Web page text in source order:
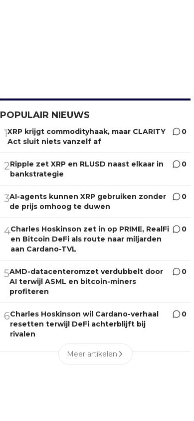
POPULAIR NIEUWS
1XRP krijgt commodityhaak, maar CLARITY
Act sluit niets vanzelf af
0
2Ripple zet XRP en RLUSD naast elkaar in
bankstrategie
0
3AI-agents kunnen XRP gebruiken zonder
de prijs omhoog te duwen
0
4Charles Hoskinson zet in op PRIME, RealFi
en Bitcoin DeFi als route naar miljarden
aan Cardano-TVL
0
5AMD-datacenteromzet verdubbelt door
AI terwijl ASML en bitcoin-miners
profiteren
0
6Charles Hoskinson wil Cardano-verhaal
resetten terwijl DeFi achterblijft bij
rivalen
0
Meer artikelen